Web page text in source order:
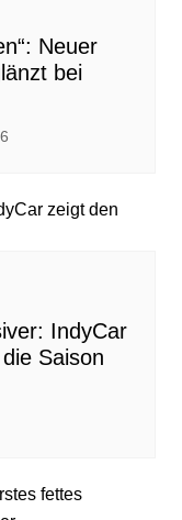
Neuer
bei
IndyCar
Saison